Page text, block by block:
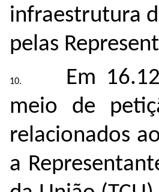
infraestrutura
pelas
Em
meio de
relacionados
a